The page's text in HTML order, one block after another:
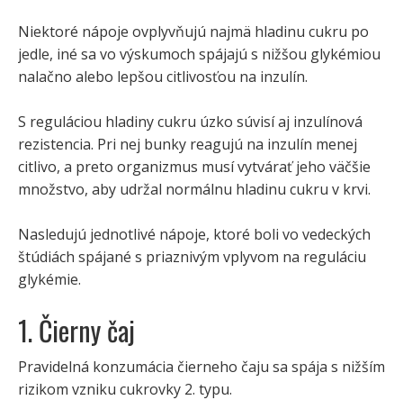
Niektoré nápoje ovplyvňujú najmä hladinu cukru po
jedle, iné sa vo výskumoch spájajú s nižšou glykémiou
nalačno alebo lepšou citlivosťou na inzulín.
S reguláciou hladiny cukru úzko súvisí aj inzulínová
rezistencia. Pri nej bunky reagujú na inzulín menej
citlivo, a preto organizmus musí vytvárať jeho väčšie
množstvo, aby udržal normálnu hladinu cukru v krvi.
Nasledujú jednotlivé nápoje, ktoré boli vo vedeckých
štúdiách spájané s priaznivým vplyvom na reguláciu
glykémie.
1. Čierny čaj
Pravidelná konzumácia čierneho čaju sa spája s nižším
rizikom vzniku cukrovky 2. typu.